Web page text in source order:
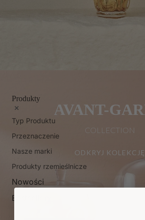
Produkty
Typ Produktu
Przeznaczenie
Nasze marki
Produkty rzemieślnicze
Nowości
Bestsellery
AVANT-
COLLECTION
ODKRYJ KOLEKCJĘ